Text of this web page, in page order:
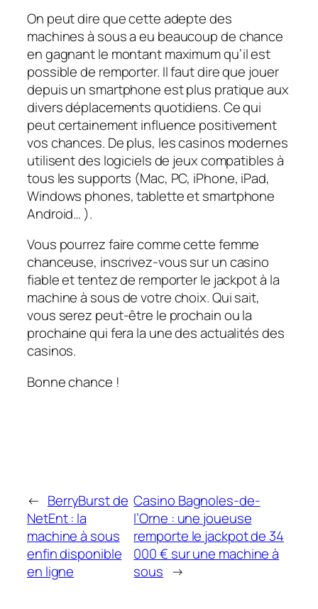
On peut dire que cette adepte des
machines à sous a eu beaucoup de chance
en gagnant le montant maximum qu’il est
possible de remporter. Il faut dire que jouer
depuis un smartphone est plus pratique aux
divers déplacements quotidiens. Ce qui
peut certainement influence positivement
vos chances. De plus, les casinos modernes
utilisent des logiciels de jeux compatibles à
tous les supports (Mac, PC, iPhone, iPad,
Windows phones, tablette et smartphone
Android… ).
Vous pourrez faire comme cette femme
chanceuse, inscrivez-vous sur un casino
fiable et tentez de remporter le jackpot à la
machine à sous de votre choix. Qui sait,
vous serez peut-être le prochain ou la
prochaine qui fera la une des actualités des
casinos.
Bonne chance !
← BerryBurst de
NetEnt : la
machine à sous
enfin disponible
en ligne
Casino Bagnoles-de-
l’Orne : une joueuse
remporte le jackpot de 34
000 € sur une machine à
sous →